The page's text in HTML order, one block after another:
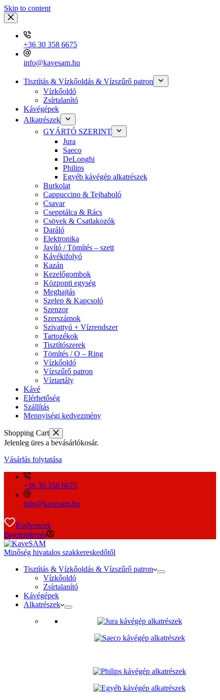
Skip to content
+36 30 358 6675
info@kavesam.hu
Tisztítás & Vízkőoldás & Vízszűrő patron
Vízkőoldó
Zsírtalanító
Kávégépek
Alkatrészek
GYÁRTÓ SZERINT
Jura
Saeco
DeLonghi
Philips
Egyéb kávégép alkatrészek
Burkolat
Cappuccino & Tejhaboló
Csavar
Csepptálca & Rács
Csövek & Csatlakozók
Daráló
Elektronika
Javító / Tömítés – szett
Kávékifolyó
Kazán
Kezelőgombok
Központi egység
Meghajtás
Szelep & Kapcsoló
Szenzor
Szerszámok
Szivattyú + Vízrendszer
Tartozékok
Tisztítószerek
Tömítés / O – Ring
Vízkőoldó
Vízszűrő patron
Víztartály
Kávé
Elérhetőség
Szállítás
Mennyiségi kedvezmény
Shopping Cart
Jelenleg üres a bevásárlókosár.
Vásárlás folytatása
+36 30 358 6675
info@kavesam.hu
Kedvencek
Bejelentkezés
Minőség hivatalos szakkereskedőtől
Tisztítás & Vízkőoldás & Vízszűrő patron
Vízkőoldó
Zsírtalanító
Kávégépek
Alkatrészek